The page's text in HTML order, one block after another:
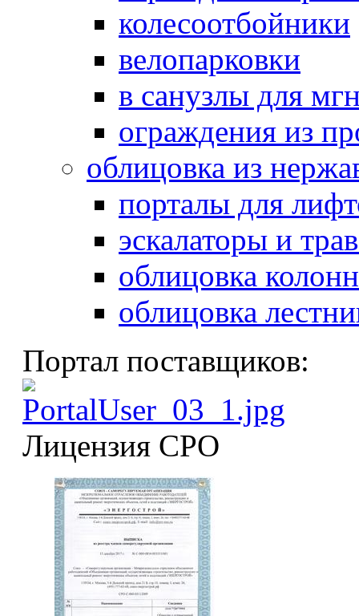
колесоотбойники
велопарковки
в санузлы для
ограждения из
облицовка из
порталы для
эскалаторы и
облицовка колонн
облицовка
Портал поставщиков:
Лицензия СРО